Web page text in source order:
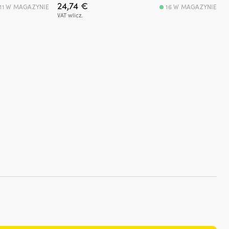
11 W MAGAZYNIE 24,74 €
VAT wlicz.
16 W MAGAZYNIE